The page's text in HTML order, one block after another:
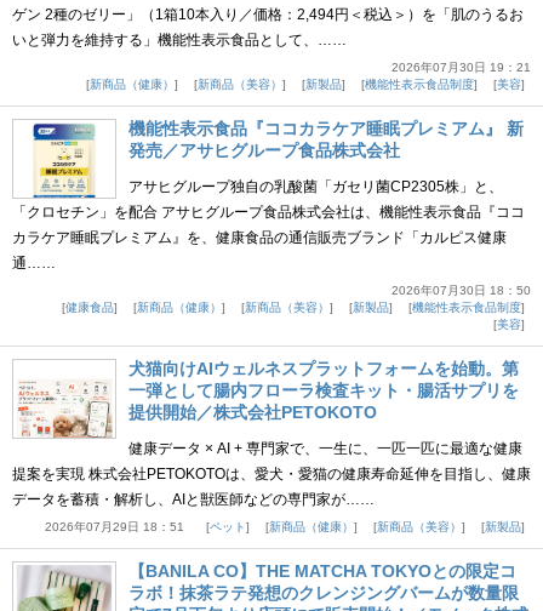
ゲン 2種のゼリー」（1箱10本入り／価格：2,494円＜税込＞）を「肌のうるお
いと弾力を維持する」機能性表示食品として、……
2026年07月30日 19：21
新商品（健康）
新商品（美容） 新製品 機能性表示食品制度 美容
機能性表示食品『ココカラケア睡眠プレミアム』 新
発売／アサヒグループ食品株式会社
アサヒグループ独自の乳酸菌「ガセリ菌CP2305株」と、
「クロセチン」を配合 アサヒグループ食品株式会社は、機能性表示食品『ココ
カラケア睡眠プレミアム』を、健康食品の通信販売ブランド「カルピス健康
通……
2026年07月30日 18：50
健康食品
新商品（健康） 新商品（美容） 新製品
機能性表示食品制度
美容
犬猫向けAIウェルネスプラットフォームを始動。第
一弾として腸内フローラ検査キット・腸活サプリを
提供開始／株式会社PETOKOTO
健康データ × AI + 専門家で、一生に、一匹一匹に最適な健康
提案を実現 株式会社PETOKOTOは、愛犬・愛猫の健康寿命延伸を目指し、健康
データを蓄積・解析し、AIと獣医師などの専門家が……
2026年07月29日 18：51 ペット 新商品（健康） 新商品（美容） 新製品
【BANILA CO】THE MATCHA TOKYOとの限定コ
ラボ！抹茶ラテ発想のクレンジングバームが数量限